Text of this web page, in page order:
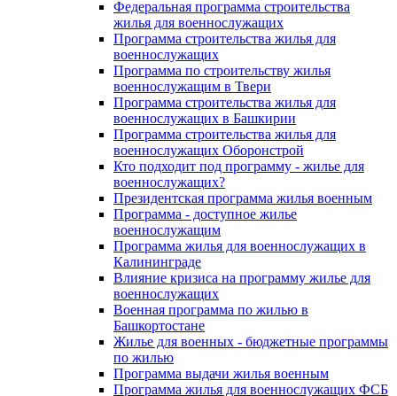
Федеральная программа строительства
жилья для военнослужащих
Программа строительства жилья для
военнослужащих
Программа по строительству жилья
военнослужащим в Твери
Программа строительства жилья для
военнослужащих в Башкирии
Программа строительства жилья для
военнослужащих Оборонстрой
Кто подходит под программу - жилье для
военнослужащих?
Президентская программа жилья военным
Программа - доступное жилье
военнослужащим
Программа жилья для военнослужащих в
Калининграде
Влияние кризиса на программу жилье для
военнослужащих
Военная программа по жилью в
Башкортостане
Жилье для военных - бюджетные программы
по жилью
Программа выдачи жилья военным
Программа жилья для военнослужащих ФСБ